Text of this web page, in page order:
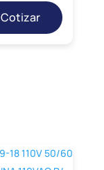
Cotizar